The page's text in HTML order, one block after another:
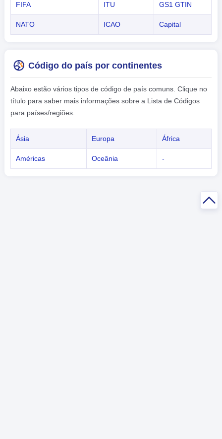
FIFA ITU GS1 GTIN
NATO ICAO Capital
Código do país por continentes
Abaixo estão vários tipos de código de país comuns. Clique no
título para saber mais informações sobre a Lista de Códigos
para países/regiões.
Ásia Europa África
Américas Oceânia -